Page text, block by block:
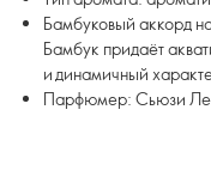
Бамбуковый аккорд
Бамбук придаёт
и динамичный
Парфюмер: Сьюзи Ле